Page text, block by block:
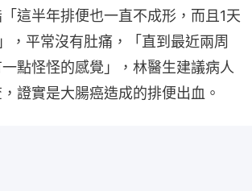
這半年排便也一直不成形，而且1天
，平常沒有肚痛，「直到最近兩周
點怪怪的感覺」，林醫生建議病人
證實是大腸癌造成的排便出血。